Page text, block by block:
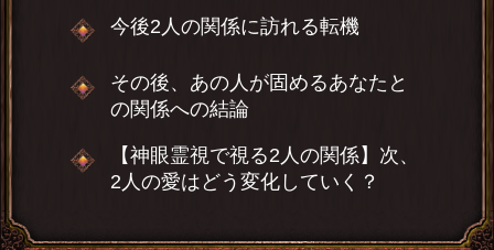
今後2人の関係に訪れる転機
その後、あの人が固めるあなたと
の関係への結論
【神眼霊視で視る2人の関係】次、
2人の愛はどう変化していく？